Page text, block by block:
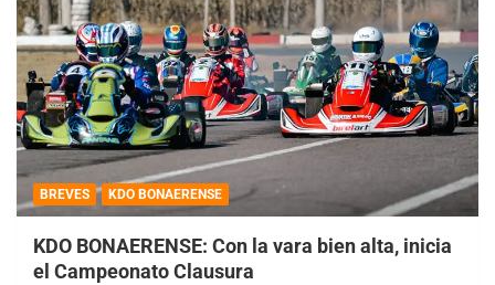
BREVES KDO BONAERENSE
KDO BONAERENSE: Con la vara bien alta, inicia
el Campeonato Clausura